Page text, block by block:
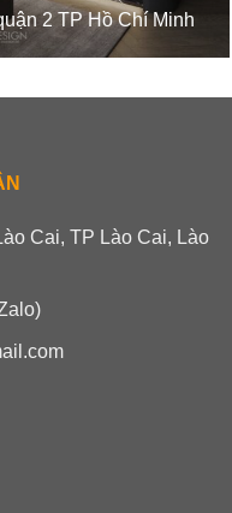
2 TP Hồ Chí Minh
Cai, TP Lào Cai, Lào